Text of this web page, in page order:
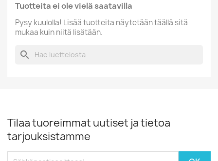
Tuotteita ei ole vielä saatavilla
Pysy kuulolla! Lisää tuotteita näytetään täällä sitä
mukaa kuin niitä lisätään.
search
Tilaa tuoreimmat uutiset ja tietoa
tarjouksistamme